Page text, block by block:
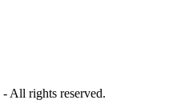
- All rights reserved.